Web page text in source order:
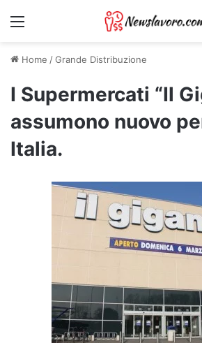
Menu
Home /Grande Distribuzione
I Supermercati “Il
assumono nuovo
Italia.